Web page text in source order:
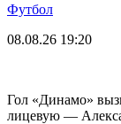
Футбол
08.08.26 19:20
Гол «Динамо»
лицевую —